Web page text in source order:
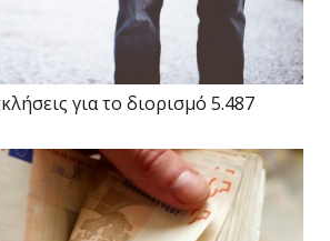
για το διορισμό 5.487